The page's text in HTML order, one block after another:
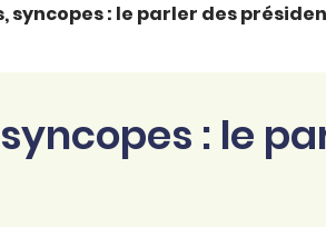
syncopes : le parler des
: le